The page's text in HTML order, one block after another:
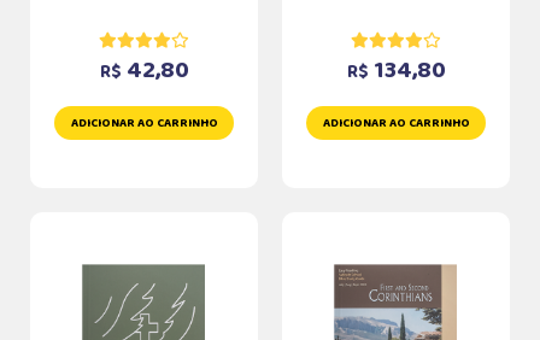
R$ 42,80
ADICIONAR AO CARRINHO
R$ 134,80
ADICIONAR AO CARRINHO